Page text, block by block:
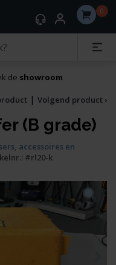
0
de showroom
| Volgend product ›
(B grade)
accessoires en
#rl20-k